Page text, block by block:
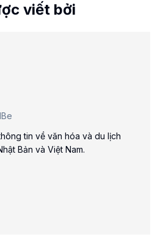
viết bởi
tin về văn hóa và du lịch
Bản và Việt Nam.